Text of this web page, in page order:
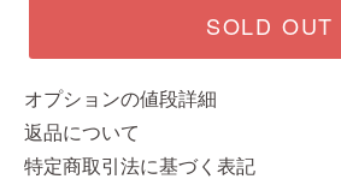
SOLD OUT
オプションの値段詳細
返品について
特定商取引法に基づく表記